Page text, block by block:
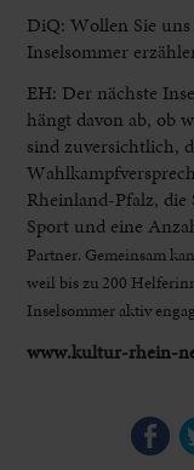
DiQ: Wollen Sie
Inselsommer
EH: Der nächste
hängt davon ab, ob
sind zuversichtlich,
Rheinland-Pfalz,
Sport und eine
Partner. Gemeinsam
weil bis zu 200
Inselsommer aktiv
www.kultur-rhein-